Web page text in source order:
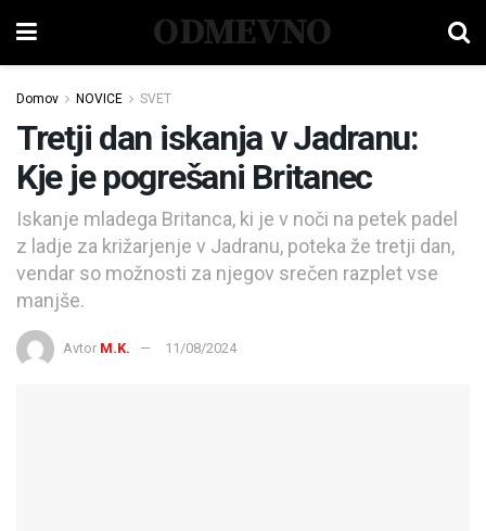
ODMEVNO
Domov NOVICE SVET
Tretji dan iskanja v Jadranu:
Kje je pogrešani Britanec
Iskanje mladega Britanca, ki je v noči na petek padel
z ladje za križarjenje v Jadranu, poteka že tretji dan,
vendar so možnosti za njegov srečen razplet vse
manjše.
Avtor M.K. 11/08/2024